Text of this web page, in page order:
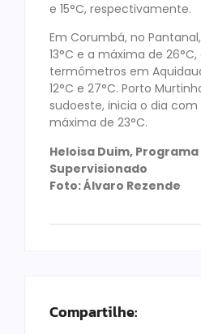
e 15°C, respectivamente.
Em Corumbá, no
13°C e a máxima de
termômetros em
12°C e 27°C. Porto
sudoeste, inicia o dia com
máxima de 23°C.
Heloisa Duim,
Supervisionado
Foto: Álvaro Rezende
Compartilhe: